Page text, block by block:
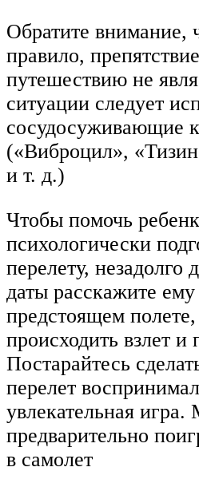
Обратите внимание,
правило,
путешествию не
ситуации следует
сосудосуживающие
(«Виброцил»,
и т. д.)
Чтобы помочь
психологически
перелету, незадолго
даты расскажите
предстоящем полете,
происходить взлет и
Постарайтесь
перелет
увлекательная игра.
предварительно
в самолет